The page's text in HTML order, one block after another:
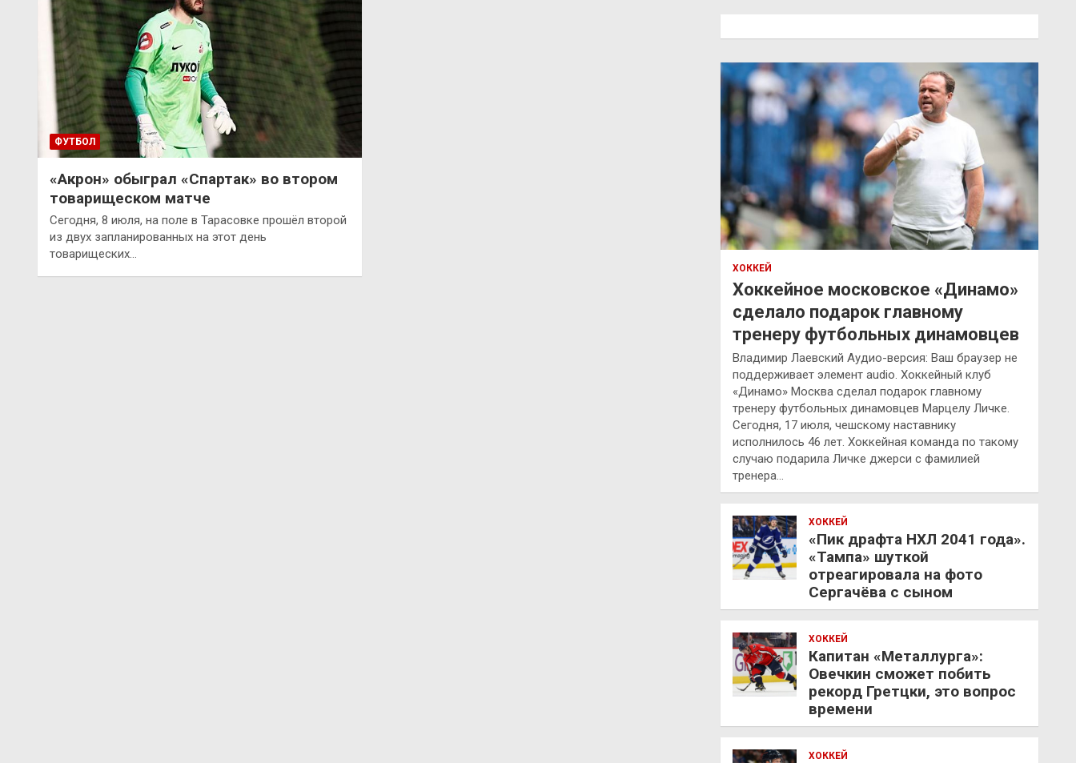
ФУТБОЛ
«Акрон» обыграл «Спартак» во втором
товарищеском матче
Сегодня, 8 июля, на поле в Тарасовке прошёл второй
из двух запланированных на этот день
товарищеских…
ХОККЕЙ
Хоккейное московское «Динамо»
сделало подарок главному
тренеру футбольных динамовцев
Владимир Лаевский Аудио-версия: Ваш браузер не
поддерживает элемент audio. Хоккейный клуб
«Динамо» Москва сделал подарок главному
тренеру футбольных динамовцев Марцелу Личке.
Сегодня, 17 июля, чешскому наставнику
исполнилось 46 лет. Хоккейная команда по такому
случаю подарила Личке джерси с фамилией
тренера…
ХОККЕЙ
«Пик драфта НХЛ 2041 года».
«Тампа» шуткой
отреагировала на фото
Сергачёва с сыном
ХОККЕЙ
Капитан «Металлурга»:
Овечкин сможет побить
рекорд Гретцки, это вопрос
времени
ХОККЕЙ